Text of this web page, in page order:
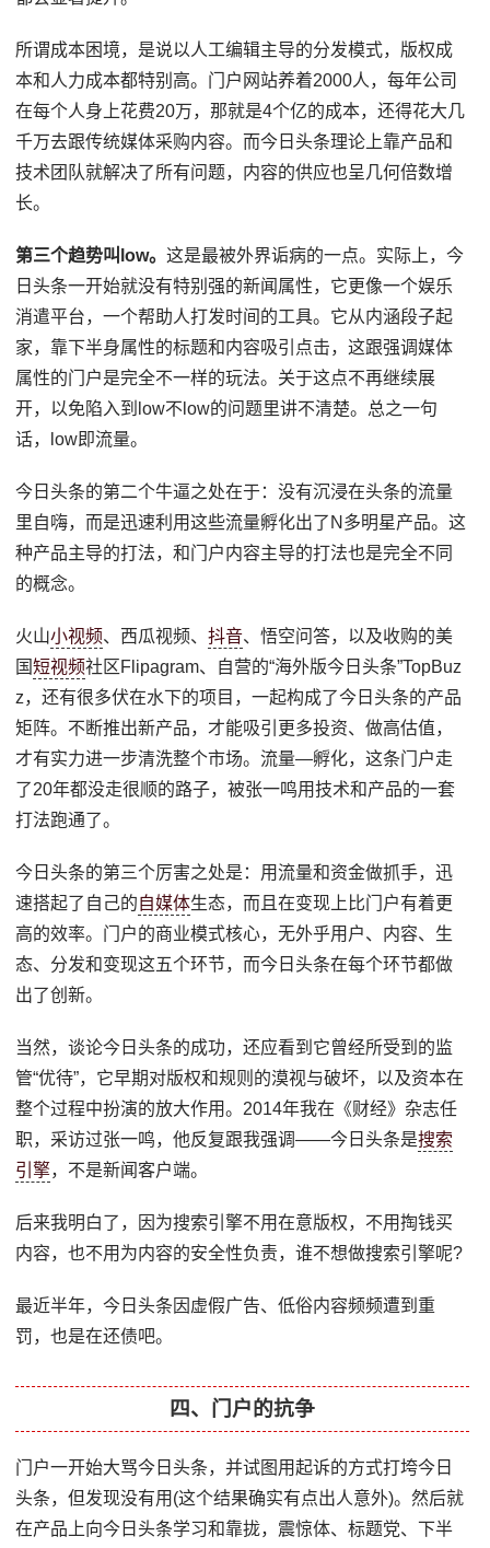
所谓成本困境，是说以人工编辑主导的分发模式，版权成
本和人力成本都特别高。门户网站养着2000人，每年公司
在每个人身上花费20万，那就是4个亿的成本，还得花大几
千万去跟传统媒体采购内容。而今日头条理论上靠产品和
技术团队就解决了所有问题，内容的供应也呈几何倍数增
长。
第三个趋势叫low。这是最被外界诟病的一点。实际上，今
日头条一开始就没有特别强的新闻属性，它更像一个娱乐
消遣平台，一个帮助人打发时间的工具。它从内涵段子起
家，靠下半身属性的标题和内容吸引点击，这跟强调媒体
属性的门户是完全不一样的玩法。关于这点不再继续展
开，以免陷入到low不low的问题里讲不清楚。总之一句
话，low即流量。
今日头条的第二个牛逼之处在于：没有沉浸在头条的流量
里自嗨，而是迅速利用这些流量孵化出了N多明星产品。这
种产品主导的打法，和门户内容主导的打法也是完全不同
的概念。
火山小视频、西瓜视频、抖音、悟空问答，以及收购的美
国短视频社区Flipagram、自营的“海外版今日头条”TopBuz
z，还有很多伏在水下的项目，一起构成了今日头条的产品
矩阵。不断推出新产品，才能吸引更多投资、做高估值，
才有实力进一步清洗整个市场。流量—孵化，这条门户走
了20年都没走很顺的路子，被张一鸣用技术和产品的一套
打法跑通了。
今日头条的第三个厉害之处是：用流量和资金做抓手，迅
速搭起了自己的自媒体生态，而且在变现上比门户有着更
高的效率。门户的商业模式核心，无外乎用户、内容、生
态、分发和变现这五个环节，而今日头条在每个环节都做
出了创新。
当然，谈论今日头条的成功，还应看到它曾经所受到的监
管“优待”，它早期对版权和规则的漠视与破坏，以及资本在
整个过程中扮演的放大作用。2014年我在《财经》杂志任
职，采访过张一鸣，他反复跟我强调——今日头条是搜索
引擎，不是新闻客户端。
后来我明白了，因为搜索引擎不用在意版权，不用掏钱买
内容，也不用为内容的安全性负责，谁不想做搜索引擎呢?
最近半年，今日头条因虚假广告、低俗内容频频遭到重
罚，也是在还债吧。
四、门户的抗争
门户一开始大骂今日头条，并试图用起诉的方式打垮今日
头条，但发现没有用(这个结果确实有点出人意外)。然后就
在产品上向今日头条学习和靠拢，震惊体、标题党、下半